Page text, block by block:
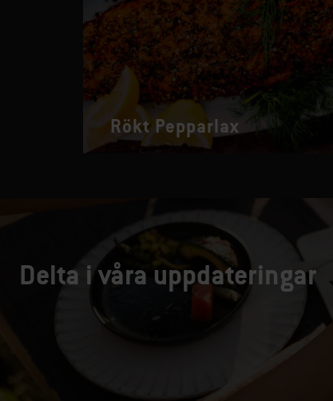
Rökt Pepparlax
Delta i våra uppdateringar